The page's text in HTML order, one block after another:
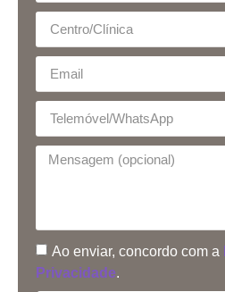
Ao enviar, concordo com a
Privacidade.